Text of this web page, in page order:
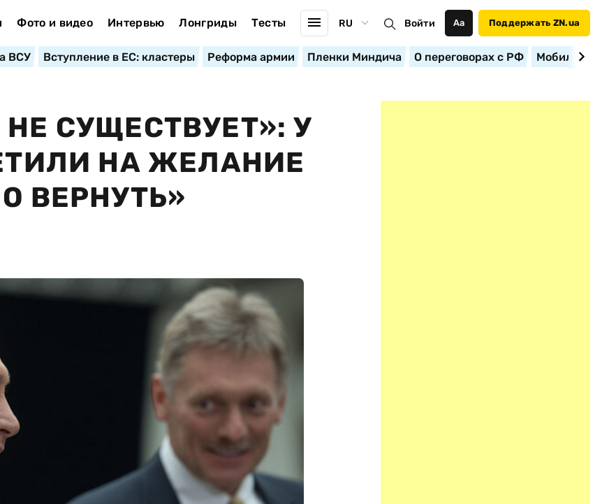
Фото и видео Интервью Лонгриды Тесты RU Войти Аа Поддержать ZN.ua
ВСУ Вступление в ЕС: кластеры Реформа армии Пленки Миндича О переговорах с РФ
СУЩЕСТВУЕТ»: У
НА ЖЕЛАНИЕ
ВЕРНУТЬ»